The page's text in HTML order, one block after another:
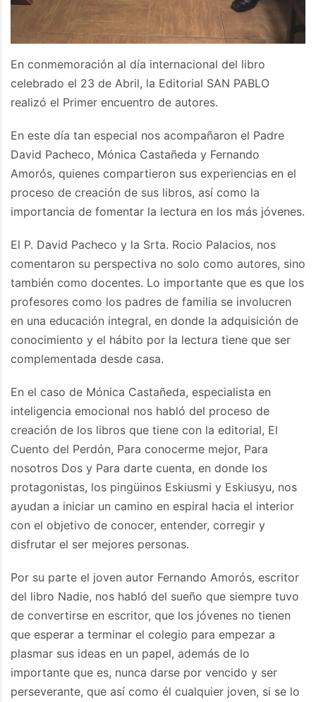
En conmemoración al día internacional del libro
celebrado el 23 de Abril, la Editorial SAN PABLO
realizó el Primer encuentro de autores.
En este día tan especial nos acompañaron el Padre
David Pacheco, Mónica Castañeda y Fernando
Amorós, quienes compartieron sus experiencias en el
proceso de creación de sus libros, así como la
importancia de fomentar la lectura en los más jóvenes.
El P. David Pacheco y la Srta. Rocio Palacios, nos
comentaron su perspectiva no solo como autores, sino
también como docentes. Lo importante que es que los
profesores como los padres de familia se involucren
en una educación integral, en donde la adquisición de
conocimiento y el hábito por la lectura tiene que ser
complementada desde casa.
En el caso de Mónica Castañeda, especialista en
inteligencia emocional nos habló del proceso de
creación de los libros que tiene con la editorial, El
Cuento del Perdón, Para conocerme mejor, Para
nosotros Dos y Para darte cuenta, en donde los
protagonistas, los pingüinos Eskiusmi y Eskiusyu, nos
ayudan a iniciar un camino en espiral hacia el interior
con el objetivo de conocer, entender, corregir y
disfrutar el ser mejores personas.
Por su parte el joven autor Fernando Amorós, escritor
del libro Nadie, nos habló del sueño que siempre tuvo
de convertirse en escritor, que los jóvenes no tienen
que esperar a terminar el colegio para empezar a
plasmar sus ideas en un papel, además de lo
importante que es, nunca darse por vencido y ser
perseverante, que así como él cualquier joven, si se lo